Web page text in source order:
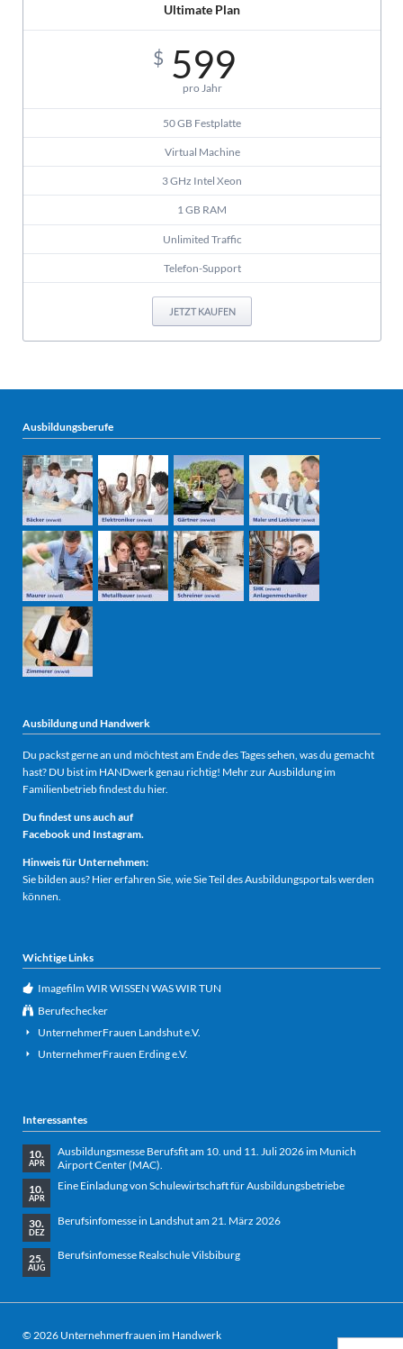
Ultimate Plan
$ 599
pro Jahr
50 GB Festplatte
Virtual Machine
3 GHz Intel Xeon
1 GB RAM
Unlimited Traffic
Telefon-Support
JETZT KAUFEN
Ausbildungsberufe
Ausbildung und Handwerk
Du packst gerne an und möchtest am Ende des Tages sehen, was du gemacht
hast? DU bist im HANDwerk genau richtig! Mehr zurAusbildung im
Familienbetrieb findest du hier.
Du findest uns auch auf
Facebook und Instagram.
Hinweis für Unternehmen:
Sie bilden aus? Hier erfahren Sie, wie Sie Teil des Ausbildungsportals werden
können.
Wichtige Links
Imagefilm WIR WISSEN WAS WIR TUN
Berufechecker
UnternehmerFrauen Landshut e.V.
UnternehmerFrauen Erding e.V.
Interessantes
10.
APR
Ausbildungsmesse Berufsfit am 10. und 11. Juli 2026 im Munich
Airport Center (MAC).
10.
APR
Eine Einladung von Schulewirtschaft für Ausbildungsbetriebe
30.
DEZ
Berufsinfomesse in Landshut am 21. März 2026
25.
AUG
Berufsinfomesse Realschule Vilsbiburg
© 2026 Unternehmerfrauen im Handwerk